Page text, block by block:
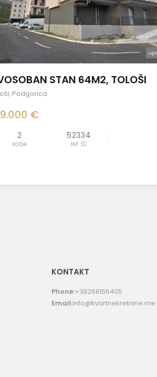
STAN 64M2, TOLOŠI
, Podgorica
€
2
sobe
52334
ref. ID
KONTAKT
Phone:+38268156405
Email:info@kvartnekretnine.me